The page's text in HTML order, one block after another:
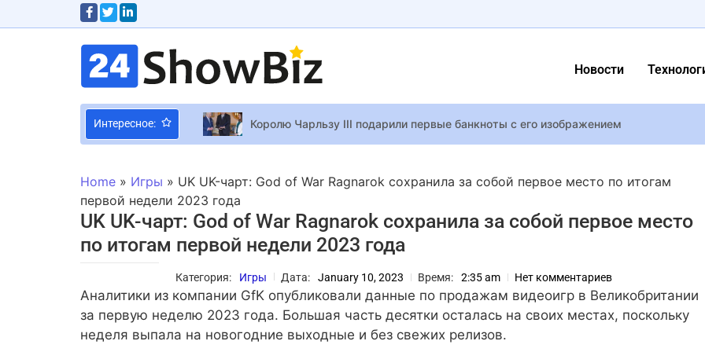
Новости
Интересное:
Королю Чарльзу III подарили первые банкноты с его изображением
Круз Бекхэм присоединился к маме Виктории и Spice Girls, чтобы спеть «Viva
Google представила Gemini for Science — набор ИИ-инструментов для
Вышел трейлер нового фильма “Рыжая Соня” – это ремейк фильма 1985 года с
Джастин Тимберлейк подал в суд из-за возможной публикации видео его ареста
Израильский актер и певец Идан Амеди тяжело ранен в секторе Газы
Спин-офф “The Gentlemen”: Гай Ричи и Netflix готовы порадовать зрителей новым
Home » Игры » UK UK-чарт: God of War Ragnarok сохранила за собой первое место по итогам
первой недели 2023 года
UK UK-чарт: God of War Ragnarok сохранила за собой первое место
по итогам первой недели 2023 года
Категория: Игры Дата: January 10, 2023 Время: 2:35 am Нет комментариев
Аналитики из компании GfK опубликовали данные по продажам видеоигр в Великобритании
за первую неделю 2023 года. Большая часть десятки осталась на своих местах, поскольку
неделя выпала на новогодние выходные и без свежих релизов.